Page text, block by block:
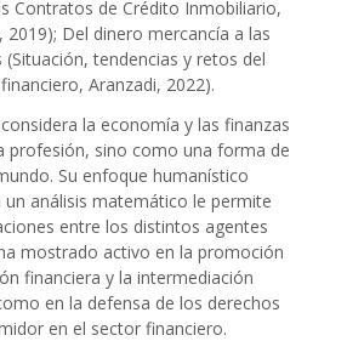
Contratos de Crédito Inmobiliario,
2019); Del dinero mercancía a las
tendencias y retos del
Aranzadi, 2022).
la economía y las finanzas
profesión, sino como una forma de
Su enfoque humanístico
análisis matemático le permite
entre los distintos agentes
mostrado activo en la promoción
financiera y la intermediación
en la defensa de los derechos
en el sector financiero.